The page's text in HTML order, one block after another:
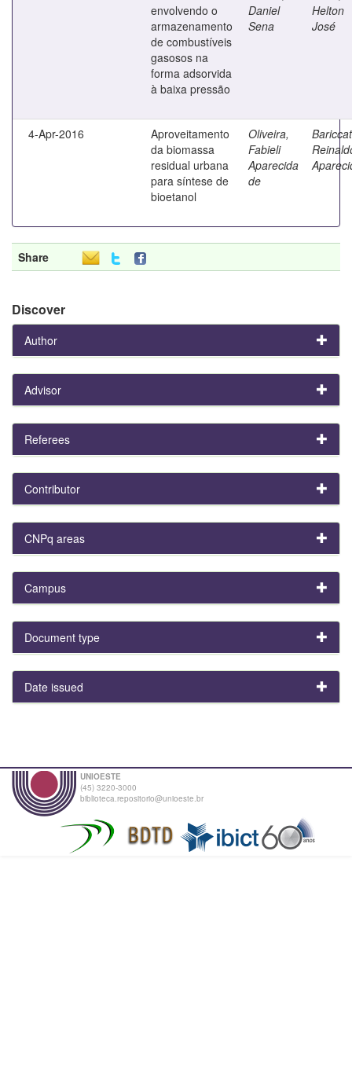
envolvendo o
armazenamento
de combustíveis
gasosos na
forma adsorvida
à baixa pressão
Daniel
Sena
Helton
José
4-Apr-2016
Aproveitamento
da biomassa
residual urbana
para síntese de
bioetanol
Oliveira,
Fabieli
Aparecida
de
Share
Discover
Author
Advisor
Referees
Contributor
CNPq areas
Campus
Document type
Date issued
UNIOESTE
(45) 3220-3000
biblioteca.repositorio@unioeste.br